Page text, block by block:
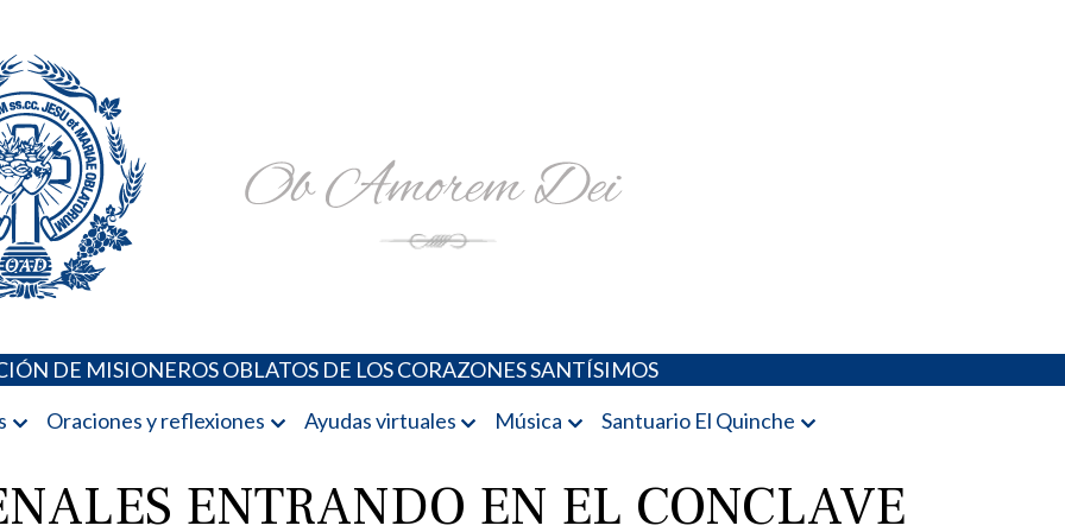
DE MISIONEROS OBLATOS DE LOS CORAZONES SANTÍSIMOS
Oraciones y reflexiones Ayudas virtuales Música Santuario El Quinche
ENTRANDO EN EL CONCLAVE